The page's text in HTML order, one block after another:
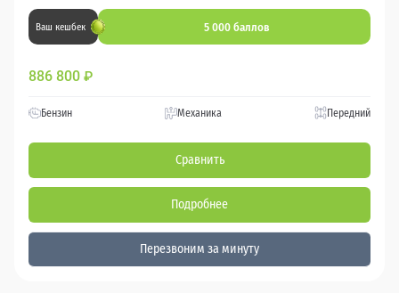
Ваш кешбек 5 000 баллов
886 800 ₽
Бензин Механика Передний
Сравнить
Подробнее
Перезвоним за минуту